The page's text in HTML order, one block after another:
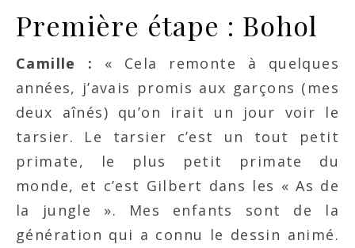
Première étape : Bohol
Camille : « Cela remonte à quelques
années, j’avais promis aux garçons (mes
deux aînés) qu’on irait un jour voir le
tarsier. Le tarsier c’est un tout petit
primate, le plus petit primate du
monde, et c’est Gilbert dans les « As de
la jungle ». Mes enfants sont de la
génération qui a connu le dessin animé.